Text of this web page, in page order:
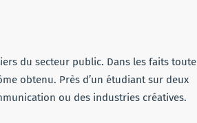
du secteur public. Dans les faits toute
obtenu. Près d’un étudiant sur deux
ou des industries créatives.